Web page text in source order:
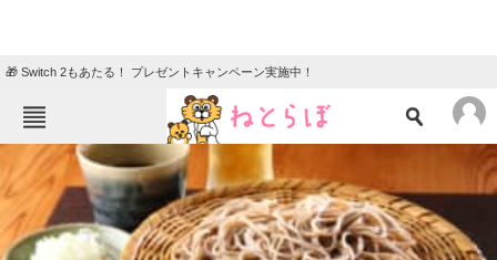
🎁 Switch 2もあたる！ プレゼントキャンペーン実施中！
ねとらぼメニュー
TOP ニュース
エンタメ クイズ